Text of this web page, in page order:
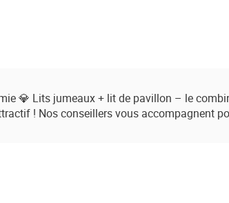
💎 Lits jumeaux + lit de pavillon – le
! Nos conseillers vous accompagnent